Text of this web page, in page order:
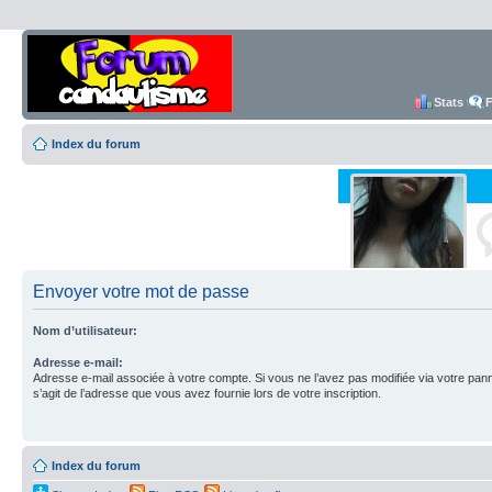
Stats
Index du forum
Envoyer votre mot de passe
Nom d’utilisateur:
Adresse e-mail:
Adresse e-mail associée à votre compte. Si vous ne l’avez pas modifiée via votre
s’agit de l’adresse que vous avez fournie lors de votre inscription.
Index du forum